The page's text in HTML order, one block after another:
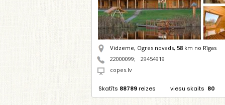
Vidzeme, Ogres novads, 58 km no Rīgas
22000099;
29454919
copes.lv
Skatīts 88789reizes viesu skaits 80